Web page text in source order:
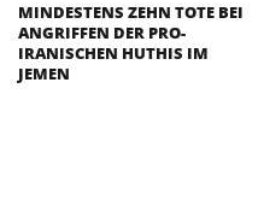
MINDESTENS ZEHN TOTE BEI
ANGRIFFEN DER PRO-
IRANISCHEN HUTHIS IM
JEMEN